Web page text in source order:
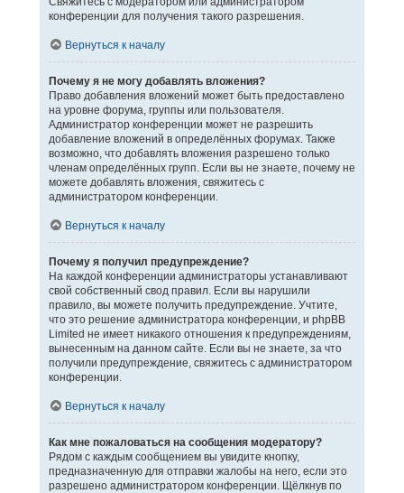
конференции для получения такого разрешения.
Вернуться к началу
Почему я не могу добавлять вложения?
Право добавления вложений может быть предоставлено
на уровне форума, группы или пользователя.
Администратор конференции может не разрешить
добавление вложений в определённых форумах. Также
возможно, что добавлять вложения разрешено только
членам определённых групп. Если вы не знаете, почему не
можете добавлять вложения, свяжитесь с
администратором конференции.
Вернуться к началу
Почему я получил предупреждение?
На каждой конференции администраторы устанавливают
свой собственный свод правил. Если вы нарушили
правило, вы можете получить предупреждение. Учтите,
что это решение администратора конференции, и phpBB
Limited не имеет никакого отношения к предупреждениям,
вынесенным на данном сайте. Если вы не знаете, за что
получили предупреждение, свяжитесь с администратором
конференции.
Вернуться к началу
Как мне пожаловаться на сообщения модератору?
Рядом с каждым сообщением вы увидите кнопку,
предназначенную для отправки жалобы на него, если это
разрешено администратором конференции. Щёлкнув по